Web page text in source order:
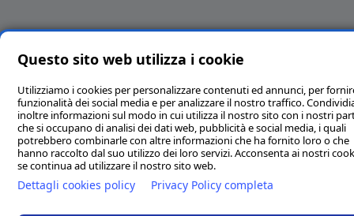
Questo sito web utilizza i cookie
Utilizziamo i cookies per personalizzare contenuti ed annunci, per
funzionalità dei social media e per analizzare il nostro traffico.
inoltre informazioni sul modo in cui utilizza il nostro sito con i nostri
che si occupano di analisi dei dati web, pubblicità e social media, i quali
potrebbero combinarle con altre informazioni che ha fornito loro o che
hanno raccolto dal suo utilizzo dei loro servizi. Acconsenta ai nostri
se continua ad utilizzare il nostro sito web.
Dettagli cookies policy Privacy Policy completa